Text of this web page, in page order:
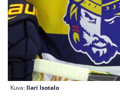
Kuva: Ilari Isotalo